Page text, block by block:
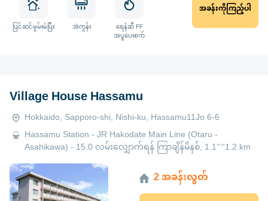
ပြင်ဆင်မွမ်းမံပြီး အဲကွန်း ရေနံဆီ FF
အပူပေးစက်
အခန်းကိုကြည့်ပါ
Village House Hassamu
Hokkaido, Sapporo-shi, Nishi-ku, Hassamu11Jo 6-6
Hassamu Station - JR Hakodate Main Line (Otaru -
Asahikawa) - 15.0 လမ်းလျှောက်ရန် ကြာချိန်မိနစ်, 1.1～1.2 km
2 အခန်းလွတ်